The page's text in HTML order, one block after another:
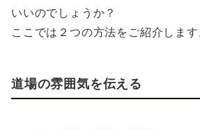
いいのでしょうか？
ここでは２つの方法をご紹介します
道場の雰囲気を伝える